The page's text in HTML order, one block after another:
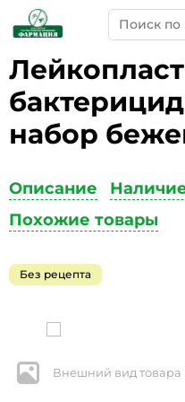
набор
Описание
Похожие товары
Без рецепта
Внешний вид товара
ПРЕДСТАВЬТЕСЬ*